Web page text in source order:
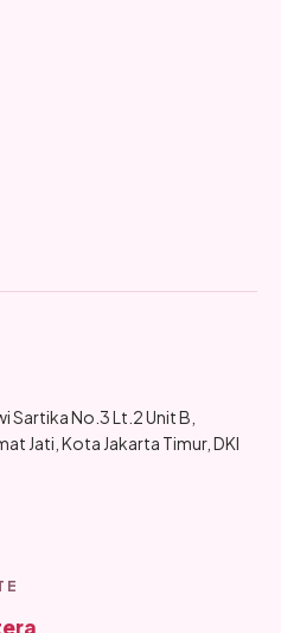
Sartika No.3 Lt.2 Unit B,
Jati, Kota Jakarta Timur, DKI